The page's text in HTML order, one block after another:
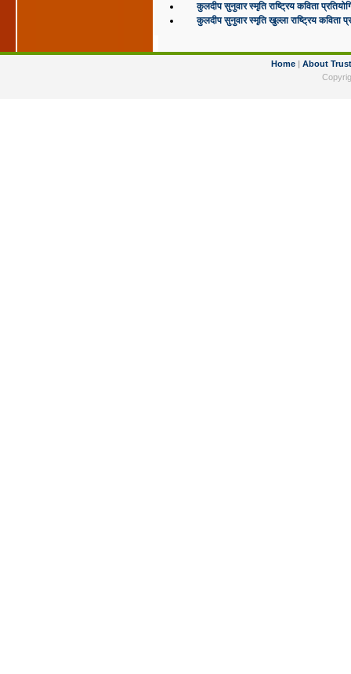
कुलदीप सुनुवार स्मृति राष्ट्रिय कविता
कुलदीप सुनुवार स्मृति खुल्ला राष्ट्रिय कविता
Home| About Trust